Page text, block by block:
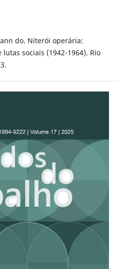
do. Niterói operária:
sociais (1942-1964). Rio